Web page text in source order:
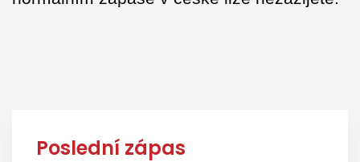
Poslední zápas